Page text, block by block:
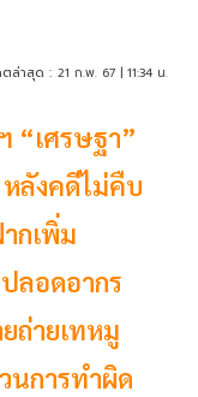
ล่าสุด : 21 ก.พ. 67 | 11:34 น.
“เศรษฐา”
ลังคดีไม่คืบ
กเพิ่ม
ลอดอากร
ถ่ายเทหมู
นการทำผิด